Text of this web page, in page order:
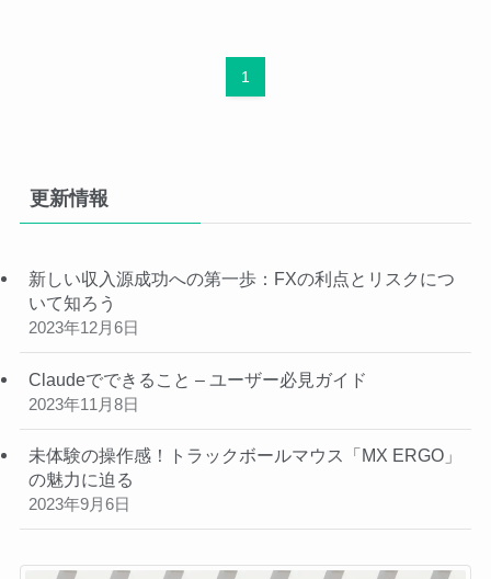
1
更新情報
新しい収入源成功への第一歩：FXの利点とリスクにつ
いて知ろう
2023年12月6日
Claudeでできること – ユーザー必見ガイド
2023年11月8日
未体験の操作感！トラックボールマウス「MX ERGO」
の魅力に迫る
2023年9月6日